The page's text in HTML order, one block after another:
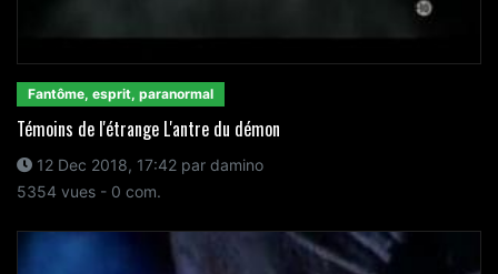
Fantôme, esprit, paranormal
Témoins de l'étrange L'antre du démon
12 Dec 2018, 17:42 par damino
5354 vues - 0 com.